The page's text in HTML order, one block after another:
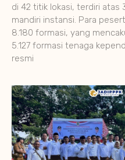
di 42 titik lokasi, terdiri atas
mandiri instansi. Para
8.180 formasi, yang
5.127 formasi tenaga
resmi